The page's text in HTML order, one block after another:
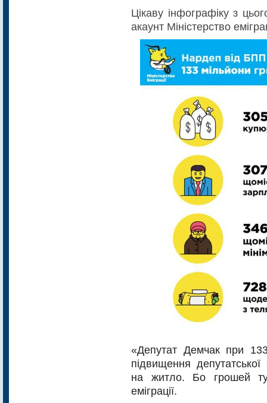
Цікаву інфографіку з
акаунт Міністерство
«Депутат Демчак при
підвищення
на житло. Бо грошей
еміграції.